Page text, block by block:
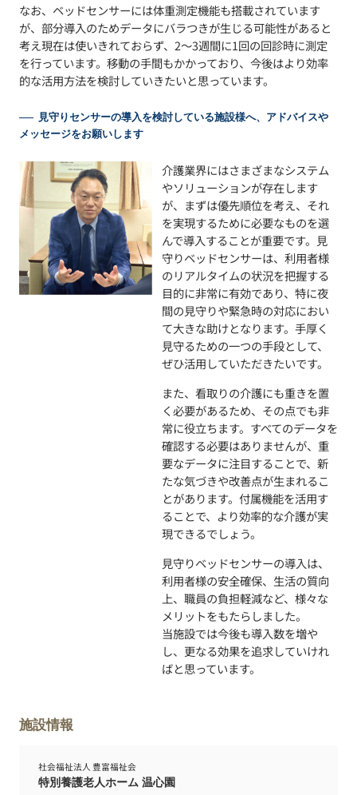
なお、ベッドセンサーには体重測定機能も搭載されています
が、部分導入のためデータにバラつきが生じる可能性があると
考え現在は使いきれておらず、2～3週間に1回の回診時に測定
を行っています。移動の手間もかかっており、今後はより効率
的な活用方法を検討していきたいと思っています。
見守りセンサーの導入を検討している施設様へ、アドバイスや
メッセージをお願いします
介護業界にはさまざまなシステム
やソリューションが存在します
が、まずは優先順位を考え、それ
を実現するために必要なものを選
んで導入することが重要です。見
守りベッドセンサーは、利用者様
のリアルタイムの状況を把握する
目的に非常に有効であり、特に夜
間の見守りや緊急時の対応におい
て大きな助けとなります。手厚く
見守るための一つの手段として、
ぜひ活用していただきたいです。
また、看取りの介護にも重きを置
く必要があるため、その点でも非
常に役立ちます。すべてのデータを
確認する必要はありませんが、重
要なデータに注目することで、新
たな気づきや改善点が生まれるこ
とがあります。付属機能を活用す
ることで、より効率的な介護が実
現できるでしょう。
見守りベッドセンサーの導入は、
利用者様の安全確保、生活の質向
上、職員の負担軽減など、様々な
メリットをもたらしました。
当施設では今後も導入数を増や
し、更なる効果を追求していけれ
ばと思っています。
施設情報
社会福祉法人 豊富福祉会
特別養護老人ホーム 温心園